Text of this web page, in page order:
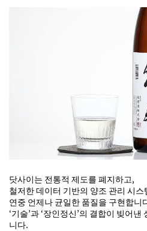
닷사이는 전통적 제도를 폐지하고,
철저한 데이터 기반의 양조 관리 시스
연중 언제나 균일한 품질을 구현합니
‘기술’과 ‘장인정신’의 결합이 빚어
니다.